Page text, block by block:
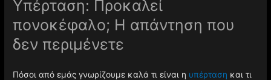
Υπέρταση: Προκαλεί
πονοκέφαλο; Η απάντηση που
δεν περιμένετε
Πόσοι από εμάς γνωρίζουμε καλά τι είναι η υπέρταση και τι